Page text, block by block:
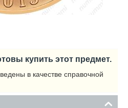
купить этот предмет.
в качестве справочной